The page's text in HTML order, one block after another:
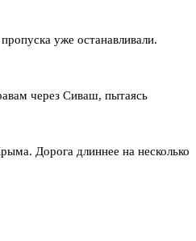
уже останавливали.
через Сиваш, пытаясь
Дорога длиннее на несколько